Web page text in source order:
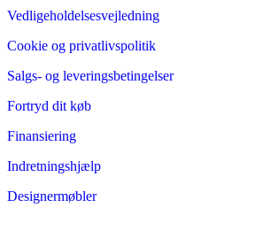
Vedligeholdelsesvejledning
Cookie og privatlivspolitik
Salgs- og leveringsbetingelser
Fortryd dit køb
Finansiering
Indretningshjælp
Designermøbler